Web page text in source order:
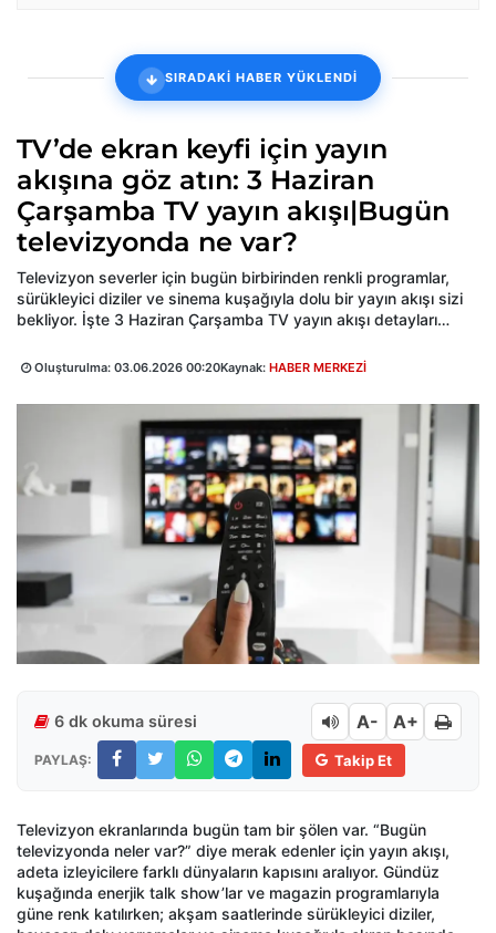
SIRADAKİ HABER YÜKLENDİ
TV’de ekran keyfi için yayın
akışına göz atın: 3 Haziran
Çarşamba TV yayın akışı|Bugün
televizyonda ne var?
Televizyon severler için bugün birbirinden renkli programlar,
sürükleyici diziler ve sinema kuşağıyla dolu bir yayın akışı sizi
bekliyor. İşte 3 Haziran Çarşamba TV yayın akışı detayları…
Oluşturulma: 03.06.2026 00:20Kaynak: HABER MERKEZİ
6 dk okuma süresi A- A+
PAYLAŞ: Takip Et
Televizyon ekranlarında bugün tam bir şölen var. “Bugün
televizyonda neler var?” diye merak edenler için yayın akışı,
adeta izleyicilere farklı dünyaların kapısını aralıyor. Gündüz
kuşağında enerjik talk show’lar ve magazin programlarıyla
güne renk katılırken; akşam saatlerinde sürükleyici diziler,